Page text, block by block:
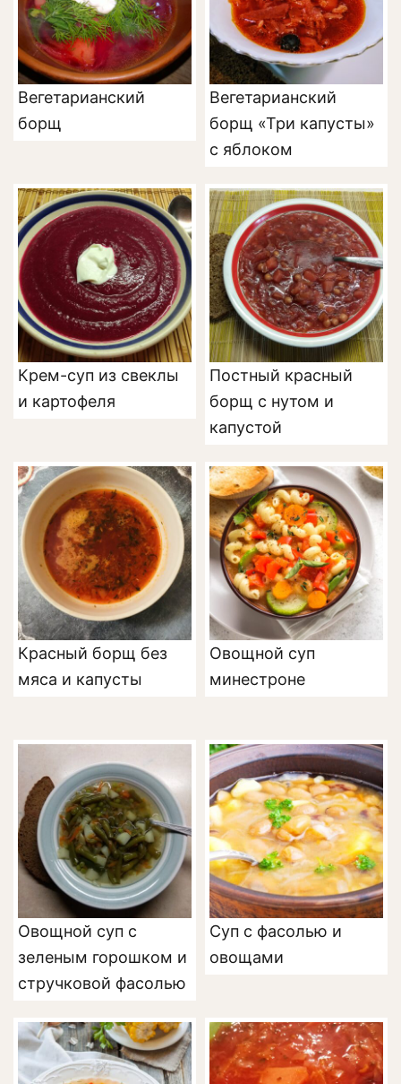
Вегетарианский
борщ
Вегетарианский
борщ «Три капусты»
с яблоком
Крем-суп из свеклы
и картофеля
Постный красный
борщ с нутом и
капустой
Красный борщ без
мяса и капусты
Овощной суп
минестроне
Овощной суп с
зеленым горошком и
стручковой фасолью
Суп с фасолью и
овощами